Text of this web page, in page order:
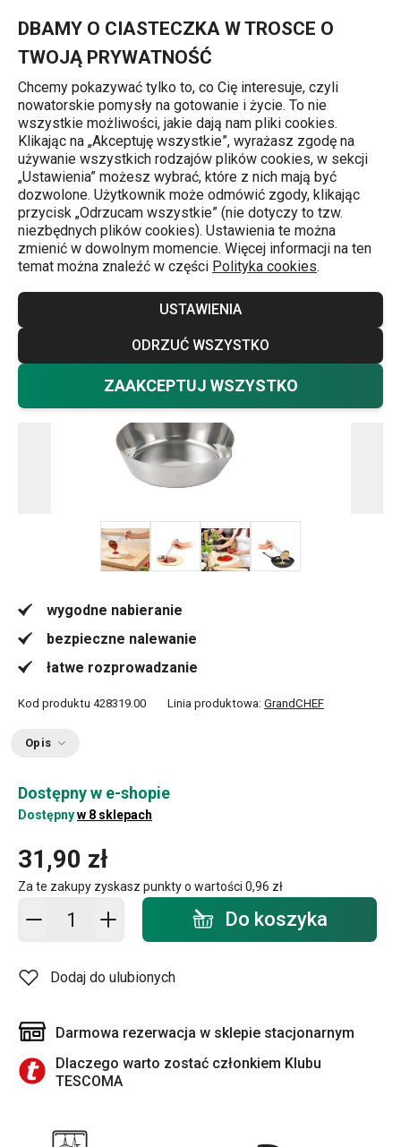
DBAMY O CIASTECZKA W TROSCE O
TWOJĄ PRYWATNOŚĆ
Chcemy pokazywać tylko to, co Cię interesuje, czyli
nowatorskie pomysły na gotowanie i życie. To nie
wszystkie możliwości, jakie dają nam pliki cookies.
Klikając na „Akceptuję wszystkie”, wyrażasz zgodę na
używanie wszystkich rodzajów plików cookies, w sekcji
„Ustawienia” możesz wybrać, które z nich mają być
dozwolone. Użytkownik może odmówić zgody, klikając
przycisk „Odrzucam wszystkie” (nie dotyczy to tzw.
niezbędnych plików cookies). Ustawienia te można
zmienić w dowolnym momencie. Więcej informacji na ten
temat można znaleźć w części Polityka cookies.
USTAWIENIA
ODRZUĆ WSZYSTKO
ZAAKCEPTUJ WSZYSTKO
Chochle
Chochla płaska do rozcierania
GrandCHEF
Nowość
wygodne nabieranie
bezpieczne nalewanie
łatwe rozprowadzanie
Kod produktu 428319.00 Linia produktowa: GrandCHEF
Opis
Dostępny w e-shopie
Dostępnyw 8 sklepach
31,90 zł
Za te zakupy zyskasz punkty o wartości 0,96 zł
Dodaj do koszyka - ilość Do koszyka
Dodaj do ulubionych
Darmowa rezerwacja w sklepie stacjonarnym
Dlaczego warto zostać członkiem Klubu
TESCOMA